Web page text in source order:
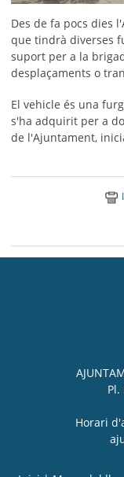
Des de fa pocs dies
que tindrà diverses
suport per a la
desplaçaments o
El vehicle és una
s'ha adquirit per a
de l'Ajuntament,
Horari